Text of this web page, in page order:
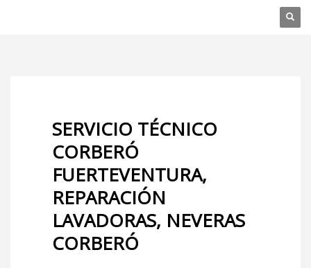
SERVICIO TÉCNICO
CORBERÓ
FUERTEVENTURA,
REPARACIÓN
LAVADORAS, NEVERAS
CORBERÓ